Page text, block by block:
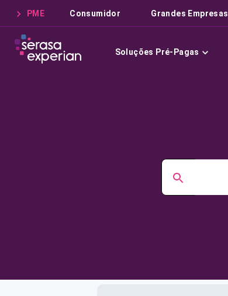
PME Consumidor Grandes Empresas
Soluções Pré-Pagas